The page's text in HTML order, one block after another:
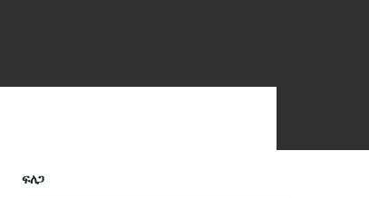
ፍለጋ